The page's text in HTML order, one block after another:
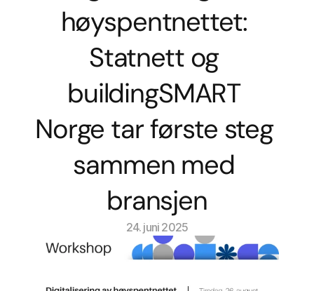
høyspentnettet:
Statnett og
buildingSMART
Norge tar første steg
sammen med
bransjen
24. juni 2025